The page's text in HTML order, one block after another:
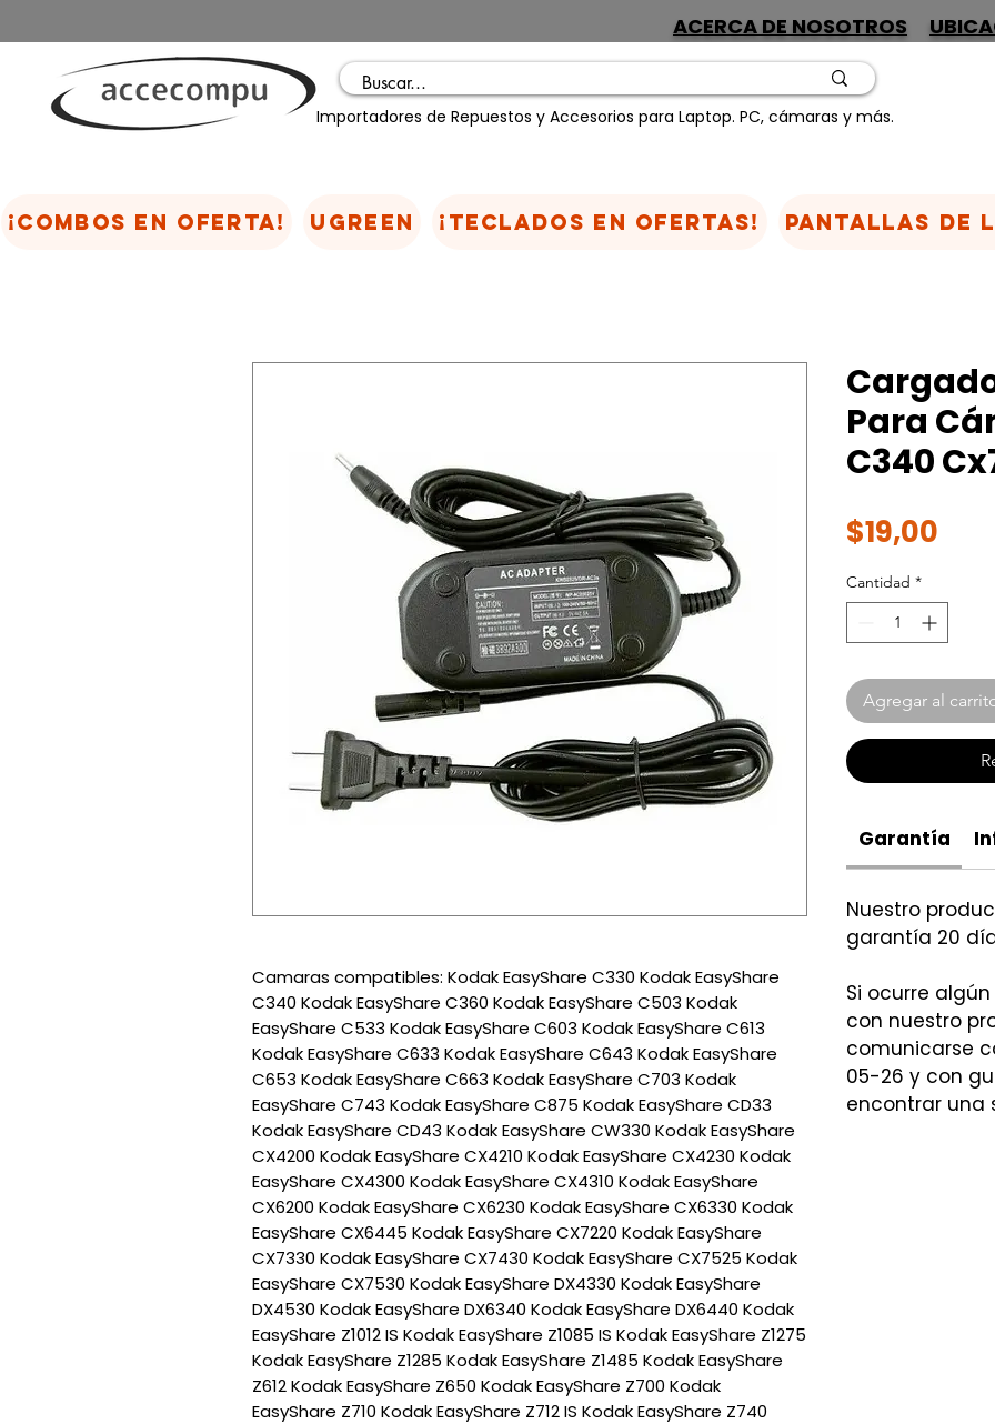
ACERCA DE NOSOTROS
Importadores de Repuestos y Accesorios para Laptop. PC, cámaras y más.
Camaras compatibles: Kodak EasyShare C330 Kodak EasyShare
C340 Kodak EasyShare C360 Kodak EasyShare C503 Kodak
EasyShare C533 Kodak EasyShare C603 Kodak EasyShare C613
Kodak EasyShare C633 Kodak EasyShare C643 Kodak EasyShare
C653 Kodak EasyShare C663 Kodak EasyShare C703 Kodak
EasyShare C743 Kodak EasyShare C875 Kodak EasyShare CD33
Kodak EasyShare CD43 Kodak EasyShare CW330 Kodak EasyShare
CX4200 Kodak EasyShare CX4210 Kodak EasyShare CX4230 Kodak
EasyShare CX4300 Kodak EasyShare CX4310 Kodak EasyShare
CX6200 Kodak EasyShare CX6230 Kodak EasyShare CX6330 Kodak
EasyShare CX6445 Kodak EasyShare CX7220 Kodak EasyShare
CX7330 Kodak EasyShare CX7430 Kodak EasyShare CX7525 Kodak
EasyShare CX7530 Kodak EasyShare DX4330 Kodak EasyShare
DX4530 Kodak EasyShare DX6340 Kodak EasyShare DX6440 Kodak
EasyShare Z1012 IS Kodak EasyShare Z1085 IS Kodak EasyShare Z1275
Kodak EasyShare Z1285 Kodak EasyShare Z1485 Kodak EasyShare
Z612 Kodak EasyShare Z650 Kodak EasyShare Z700 Kodak
EasyShare Z710 Kodak EasyShare Z712 IS Kodak EasyShare Z740
Para
C340
$19,00
Cantidad *
Agregar al
Garantía
Nuestro
garantía 20
Si ocurre
con nuestro
comunicarse
05-26 y con
encontrar una
¡COMBOS EN OFERTA! UGREEN ¡TECLADOS EN OFERTAS! Pantallas de